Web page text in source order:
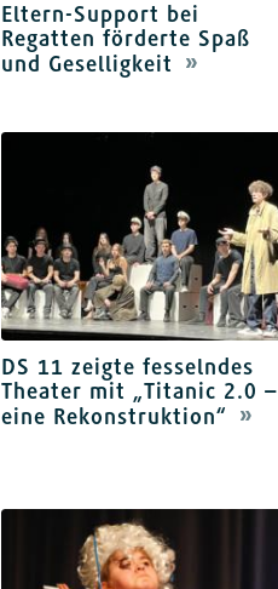
Eltern-Support bei
Regatten förderte Spaß
und Geselligkeit
DS 11 zeigte fesselndes
Theater mit „Titanic 2.0 –
eine Rekonstruktion“